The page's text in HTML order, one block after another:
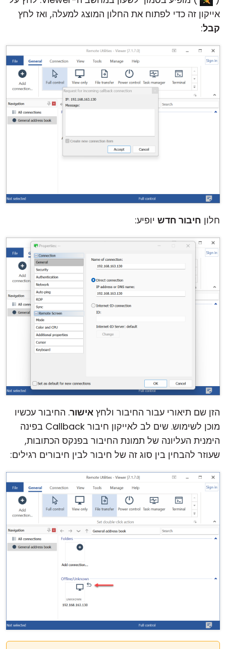
אייקון זה כדי לפתוח את החלון המוצג למעלה, ואז לחץ
קבל:
חלון חיבור חדש יופיע:
הזן שם תיאורי עבור החיבור ולחץ אישור. החיבור עכשיו
מוכן לשימוש. שים לב לאייקון חיבור Callback בפינה
הימנית העליונה של תמונת החיבור בפנקס הכתובות,
שעוזר להבחין בין סוג זה של חיבור לבין חיבורים רגילים: